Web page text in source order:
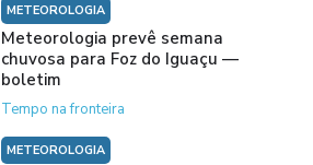
METEOROLOGIA
Meteorologia prevê semana
chuvosa para Foz do Iguaçu —
boletim
Tempo na fronteira
METEOROLOGIA